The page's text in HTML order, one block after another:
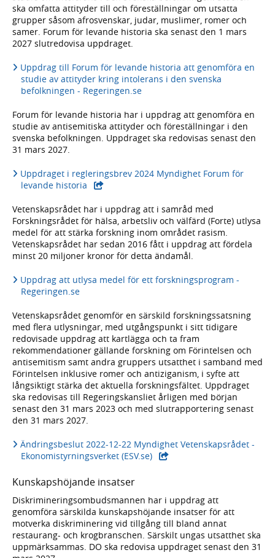
ska omfatta attityder till och föreställningar om utsatta
grupper såsom afrosvenskar, judar, muslimer, romer och
samer. Forum för levande historia ska senast den 1 mars
2027 slutredovisa uppdraget.
Uppdrag till Forum för levande historia att genomföra en
studie av attityder kring intolerans i den svenska
befolkningen - Regeringen.se
Forum för levande historia har i uppdrag att genomföra en
studie av antisemitiska attityder och föreställningar i den
svenska befolkningen. Uppdraget ska redovisas senast den
31 mars 2027.
Uppdraget i regleringsbrev 2024 Myndighet Forum för
levande historia- extern webbplats,
Vetenskapsrådet har i uppdrag att i samråd med
Forskningsrådet för hälsa, arbetsliv och välfärd (Forte) utlysa
medel för att stärka forskning inom området rasism.
Vetenskapsrådet har sedan 2016 fått i uppdrag att fördela
minst 20 miljoner kronor för detta ändamål.
Uppdrag att utlysa medel för ett forskningsprogram -
Regeringen.se
Vetenskapsrådet genomför en särskild forskningssatsning
med flera utlysningar, med utgångspunkt i sitt tidigare
redovisade uppdrag att kartlägga och ta fram
rekommendationer gällande forskning om Förintelsen och
antisemitism samt andra gruppers utsatthet i samband med
Förintelsen inklusive romer och antiziganism, i syfte att
långsiktigt stärka det aktuella forskningsfältet. Uppdraget
ska redovisas till Regeringskansliet årligen med början
senast den 31 mars 2023 och med slutrapportering senast
den 31 mars 2027.
Ändringsbeslut 2022-12-22 Myndighet Vetenskapsrådet -
Ekonomistyrningsverket (ESV.se)- extern webbplats,
Kunskapshöjande insatser
Diskrimineringsombudsmannen har i uppdrag att
genomföra särskilda kunskapshöjande insatser för att
motverka diskriminering vid tillgång till bland annat
restaurang- och krogbranschen. Särskilt ungas utsatthet ska
uppmärksammas. DO ska redovisa uppdraget senast den 31